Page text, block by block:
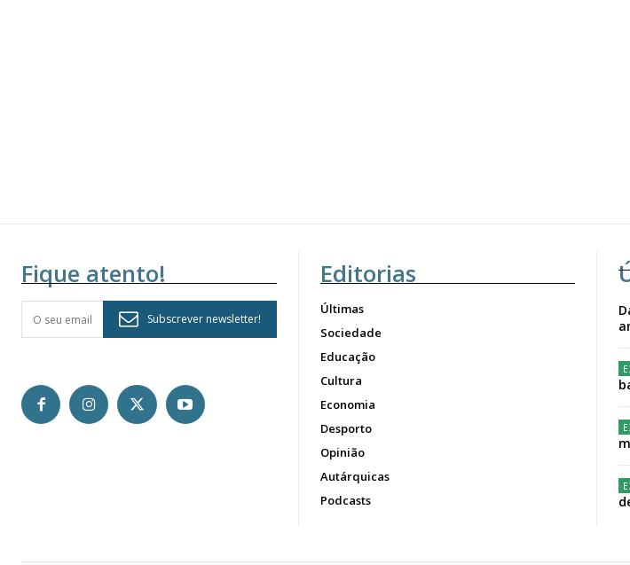
Fique atento!
Subscrever newsletter!
Editorias
Últimas
Sociedade
Educação
Cultura
Economia
Desporto
Opinião
Autárquicas
Podcasts